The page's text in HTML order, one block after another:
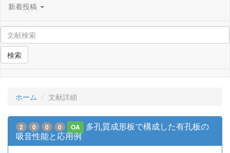
新着投稿
検索
ホーム 文献詳細
2 0 0 0 OA
多孔質成形板で構成した有孔板の
吸音性能と応用例